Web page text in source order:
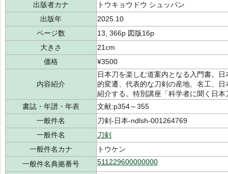
出版者カナ
トウキョウドウ シュッパン
出版年
2025.10
ページ数
13, 366p 図版16p
大きさ
21cm
価格
¥3500
内容紹介
日本刀を楽しむ道案内となる入門書。
的変遷、代表的な刀剣の産地、名工、
紹介する。特別講座「科学者に聞く日
書誌・年譜・年表
文献:p354～355
一般件名
刀剣-日本-ndlsh-001264769
一般件名
刀剣
一般件名カナ
トウケン
一般件名典拠番号
511229600000000